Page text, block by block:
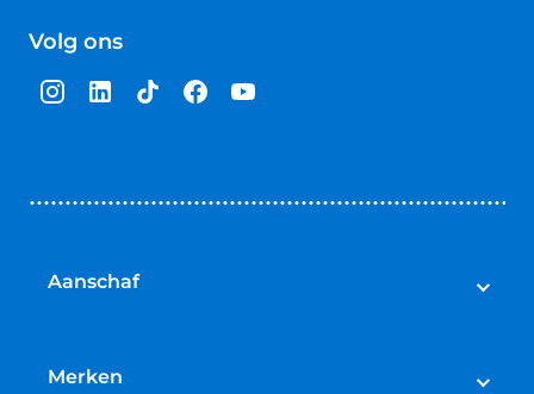
van
sterren
Volg ons
Aanschaf
Speed pedelecs
Merken